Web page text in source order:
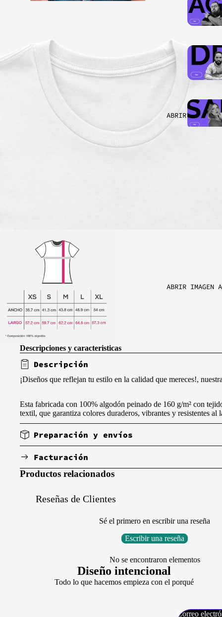
ABRIR IMAGEN
ABRIR IMAGEN
Descripciones y caracteristicas
Descripción
¡Diseños que reflejan tu estilo en la calidad que mereces!,
Esta fabricada con 100% algodón peinado de 160 g/m² con
textil, que garantiza colores duraderos, vibrantes y resistentes al
Preparación y envíos
Facturación
Productos relacionados
Reseñas de Clientes
Sé el primero en escribir una reseña
Escribir una reseña
No se encontraron elementos
Diseño intencional
Todo lo que hacemos empieza con el porqué
Correo